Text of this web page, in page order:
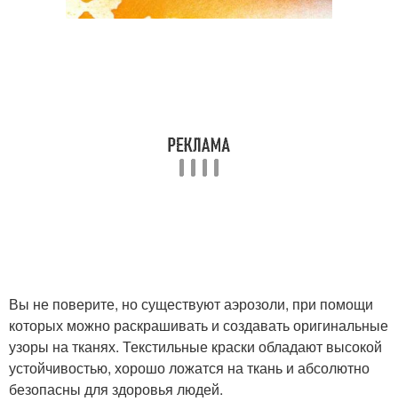
Вы не поверите, но существуют аэрозоли, при помощи
которых можно раскрашивать и создавать оригинальные
узоры на тканях. Текстильные краски обладают высокой
устойчивостью, хорошо ложатся на ткань и абсолютно
безопасны для здоровья людей.